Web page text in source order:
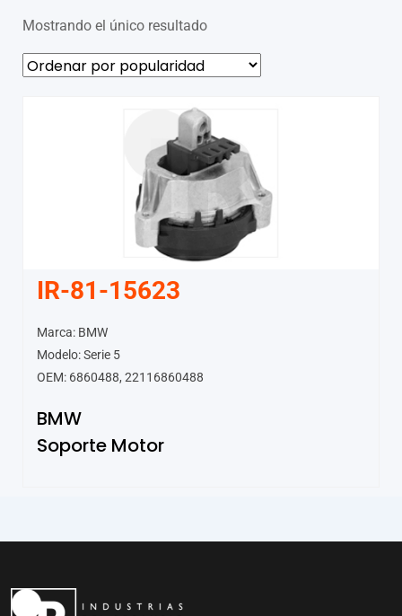
Mostrando el único resultado
IR-81-15623
Marca: BMW
Modelo: Serie 5
OEM: 6860488, 22116860488
BMW
Soporte Motor